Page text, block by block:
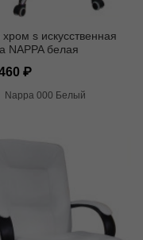
s искусственная
NAPPA белая
Nappa 000 Белый